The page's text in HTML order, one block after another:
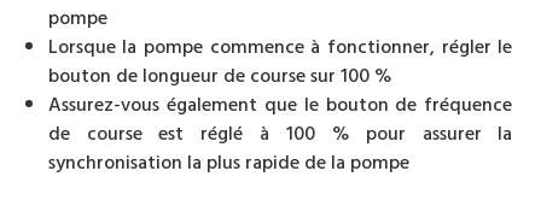
pompe
Lorsque la pompe commence à fonctionner, régler le
bouton de longueur de course sur 100 %
Assurez-vous également que le bouton de fréquence
de course est réglé à 100 % pour assurer la
synchronisation la plus rapide de la pompe